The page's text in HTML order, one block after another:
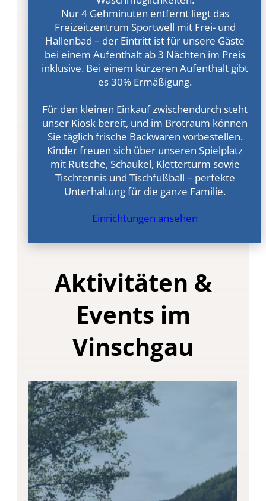
Nur 4 Gehminuten entfernt liegt das
Freizeitzentrum Sportwell mit Frei- und
Hallenbad – der Eintritt ist für unsere Gäste
bei einem Aufenthalt ab 3 Nächten im Preis
inklusive. Bei einem kürzeren Aufenthalt gibt
es 30% Ermäßigung.
Für den kleinen Einkauf zwischendurch steht
unser Kiosk bereit, und im Brotraum können
Sie täglich frische Backwaren vorbestellen.
Kinder freuen sich über unseren Spielplatz
mit Rutsche, Schaukel, Kletterturm sowie
Tischtennis und Tischfußball – perfekte
Unterhaltung für die ganze Familie.
Einrichtungen ansehen
Aktivitäten &
Events im
Vinschgau